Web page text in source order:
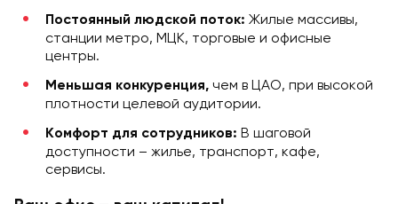
Постоянный людской поток: Жилые массивы,
станции метро, МЦК, торговые и офисные
центры.
Меньшая конкуренция, чем в ЦАО, при высокой
плотности целевой аудитории.
Комфорт для сотрудников: В шаговой
доступности – жилье, транспорт, кафе,
сервисы.